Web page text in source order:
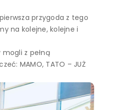
przygoda z tego
na kolejne, kolejne i
mogli z pełną
MAMO, TATO – JUŻ